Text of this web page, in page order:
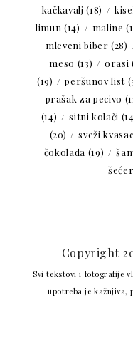
kačkavalj (18)
limun (14) maline
mleveni biber (28)
meso (13) orasi
(19)
peršunov list
prašak za pecivo
(14)
sitni kolači
(20)
sveži kvasac
čokolada (19)
šećer
Copyright
Svi tekstovi i fotografije
upotreba je kažnjiva,